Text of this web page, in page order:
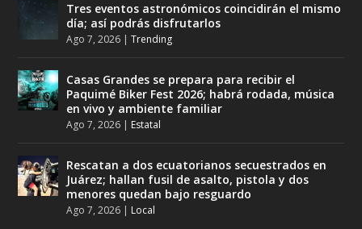
Tres eventos astronómicos coincidirán el mismo
día; así podrás disfrutarlos
Ago 7, 2026 |Trending
Casas Grandes se prepara para recibir el
Paquimé Biker Fest 2026; habrá rodada, música
en vivo y ambiente familiar
Ago 7, 2026 | Estatal
Rescatan a dos ecuatorianos secuestrados en
Juárez; hallan fusil de asalto, pistola y dos
menores quedan bajo resguardo
Ago 7, 2026 | Local